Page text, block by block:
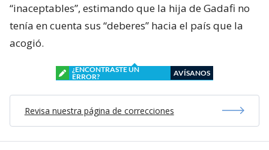
“inaceptables”, estimando que la hija de Gadafi no
tenía en cuenta sus “deberes” hacia el país que la
acogió.
¿ENCONTRASTE UN
ERROR?
AVÍSANOS
Revisa nuestra página de correcciones